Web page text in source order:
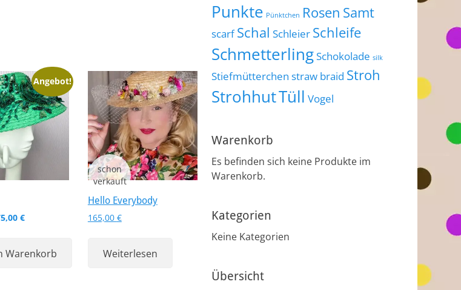
Angebot!
€
€Aktueller
75,00 €.
Warenkorb
Hello Everybody
165,00 €
Weiterlesen
Punkte Pünktchen Rosen Samt
scarf Schal Schleier Schleife
SchmetterlingSchokolade silk
Stiefmütterchen straw braid Stroh
StrohhutTüll Vogel
Warenkorb
Es befinden sich keine Produkte im
Warenkorb.
Kategorien
Keine Kategorien
Übersicht